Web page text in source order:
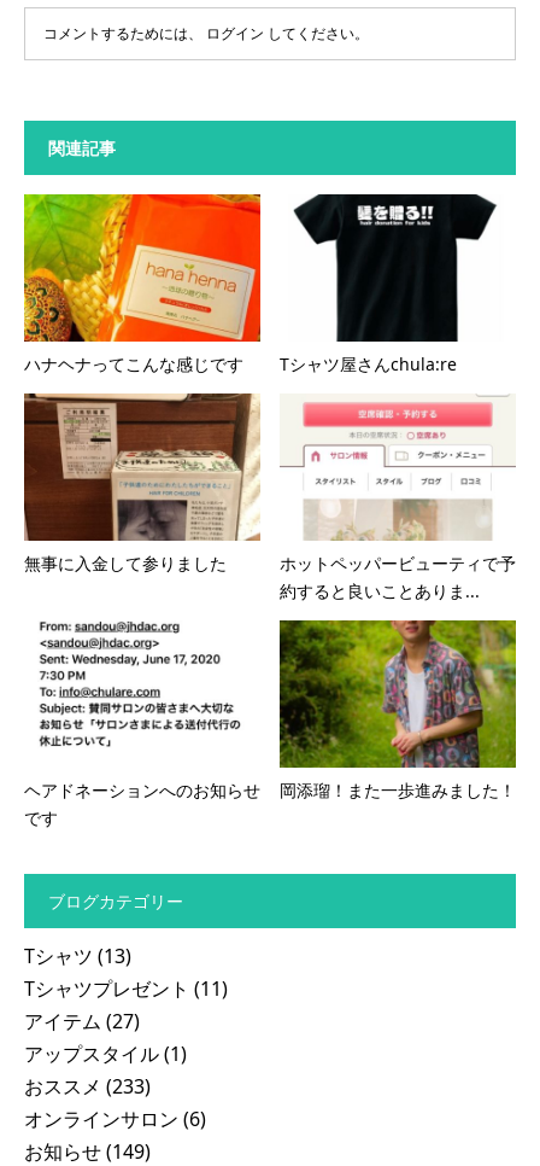
コメントするためには、 ログイン してください。
関連記事
ハナヘナってこんな感じです Tシャツ屋さんchula:re
無事に入金して参りました
ホットペッパービューティで予
約すると良いことありま...
ヘアドネーションへのお知らせ
です
岡添瑠！また一歩進みました！
ブログカテゴリー
Tシャツ (13)
Tシャツプレゼント (11)
アイテム (27)
アップスタイル(1)
おススメ (233)
オンラインサロン (6)
お知らせ(149)